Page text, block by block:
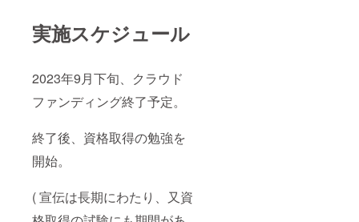
実施スケジュール
2023年9月下旬、クラウド
ファンディング終了予定。
終了後、資格取得の勉強を
開始。
( 宣伝は長期にわたり、又資